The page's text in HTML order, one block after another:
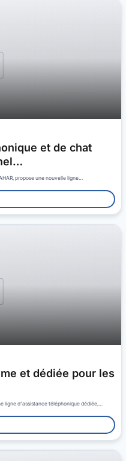
et de chat
propose une nouvelle ligne…
et dédiée pour les
ligne d'assistance téléphonique dédiée,…